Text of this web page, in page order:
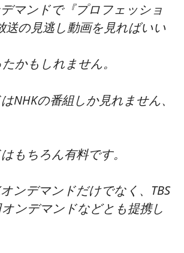
マンドで『プロフェッショ
送の見逃し動画を見ればいい
かもしれません。
NHKの番組しか見れません、
もちろん有料です。
ンデマンドだけでなく、TBS
ンデマンドなどとも提携し